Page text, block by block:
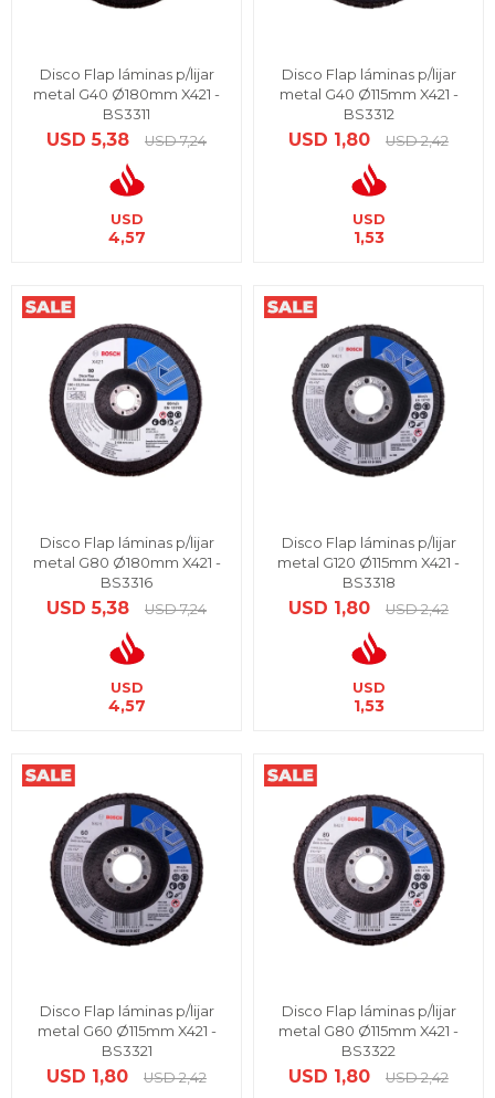
Disco Flap láminas p/lijar
metal G40 Ø180mm X421 -
BS3311
USD 5,38 USD 7,24
USD
4,57
Disco Flap láminas p/lijar
metal G40 Ø115mm X421 -
BS3312
USD 1,80 USD 2,42
USD
1,53
Disco Flap láminas p/lijar
metal G80 Ø180mm X421 -
BS3316
USD 5,38 USD 7,24
USD
4,57
Disco Flap láminas p/lijar
metal G120 Ø115mm X421 -
BS3318
USD 1,80 USD 2,42
USD
1,53
Disco Flap láminas p/lijar
metal G60 Ø115mm X421 -
BS3321
USD 1,80 USD 2,42
Disco Flap láminas p/lijar
metal G80 Ø115mm X421 -
BS3322
USD 1,80 USD 2,42